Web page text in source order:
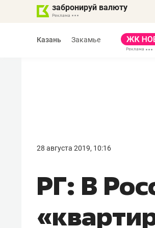
забронируй валюту
Казань Закамье
28 августа 2019, 10:16
РГ: В
правил,